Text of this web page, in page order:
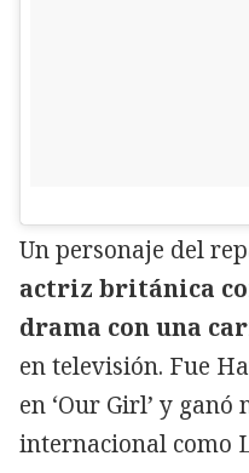
Un personaje del
actriz británica
drama con una
en televisión. Fue
en ‘Our Girl’ y
internacional como